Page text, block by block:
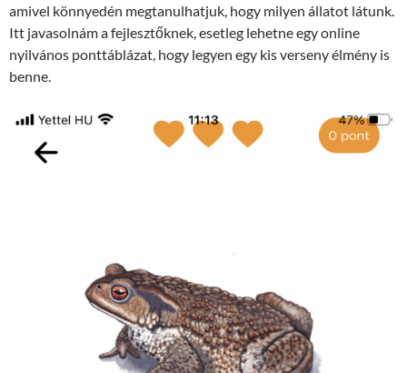
amivel könnyedén megtanulhatjuk, hogy milyen állatot látunk.
Itt javasolnám a fejlesztőknek, esetleg lehetne egy online
nyilvános ponttáblázat, hogy legyen egy kis verseny élmény is
benne.